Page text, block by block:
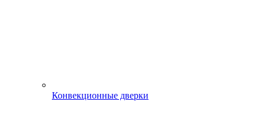
Конвекционные дверки